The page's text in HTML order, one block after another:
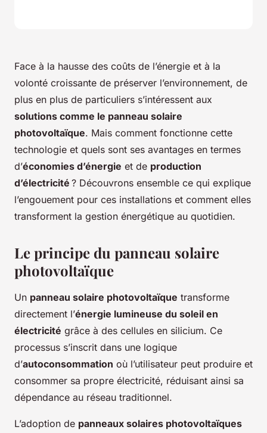
Face à la hausse des coûts de l’énergie et à la
volonté croissante de préserver l’environnement, de
plus en plus de particuliers s’intéressent aux
solutions comme le panneau solaire
photovoltaïque. Mais comment fonctionne cette
technologie et quels sont ses avantages en termes
d’économies d’énergie et de production
d’électricité ? Découvrons ensemble ce qui explique
l’engouement pour ces installations et comment elles
transforment la gestion énergétique au quotidien.
Le principe du panneau solaire
photovoltaïque
Un panneau solaire photovoltaïque transforme
directement l’énergie lumineuse du soleil en
électricité grâce à des cellules en silicium. Ce
processus s’inscrit dans une logique
d’autoconsommation où l’utilisateur peut produire et
consommer sa propre électricité, réduisant ainsi sa
dépendance au réseau traditionnel.
L’adoption de panneaux solaires photovoltaïques